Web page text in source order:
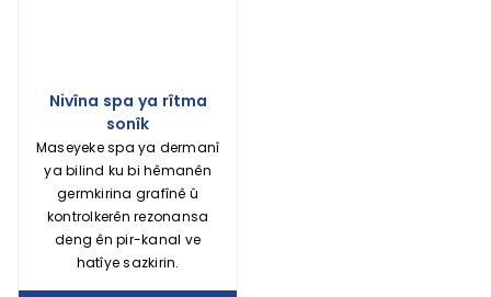
Nivîna spa ya rîtma
sonîk
Maseyeke spa ya dermanî
ya bilind ku bi hêmanên
germkirina grafînê û
kontrolkerên rezonansa
deng ên pir-kanal ve
hatîye sazkirin.